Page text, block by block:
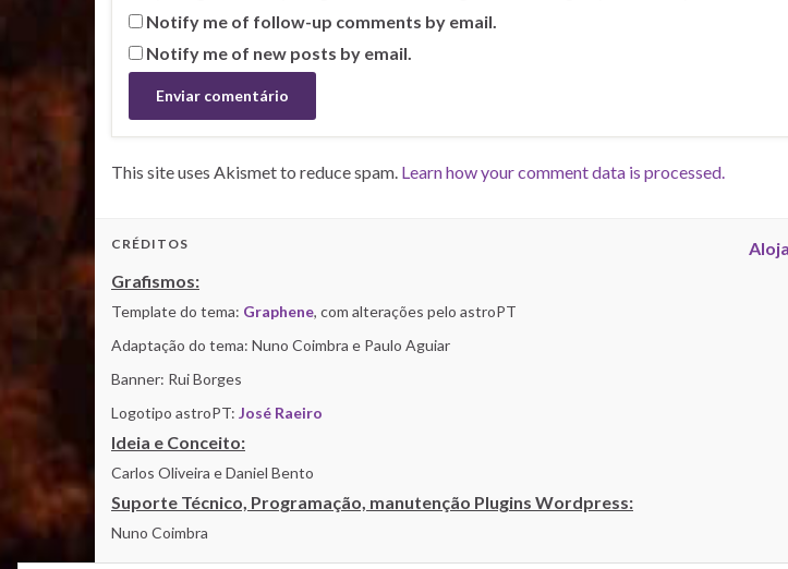
Notify me of follow-up comments by email.
Notify me of new posts by email.
This site uses Akismet to reduce spam. Learn how your comment data is processed.
CRÉDITOS
Grafismos:
Template do tema: Graphene, com alterações pelo astroPT
Adaptação do tema: Nuno Coimbra e Paulo Aguiar
Banner: Rui Borges
Logotipo astroPT: José Raeiro
Ideia e Conceito:
Carlos Oliveira e Daniel Bento
Suporte Técnico, Programação, manutenção Plugins Wordpress:
Nuno Coimbra